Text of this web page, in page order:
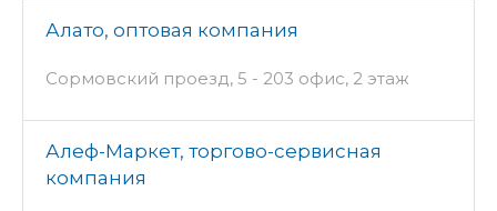
Алато, оптовая компания
Сормовский проезд, 5 - 203 офис, 2 этаж
Алеф-Маркет, торгово-сервисная
компания